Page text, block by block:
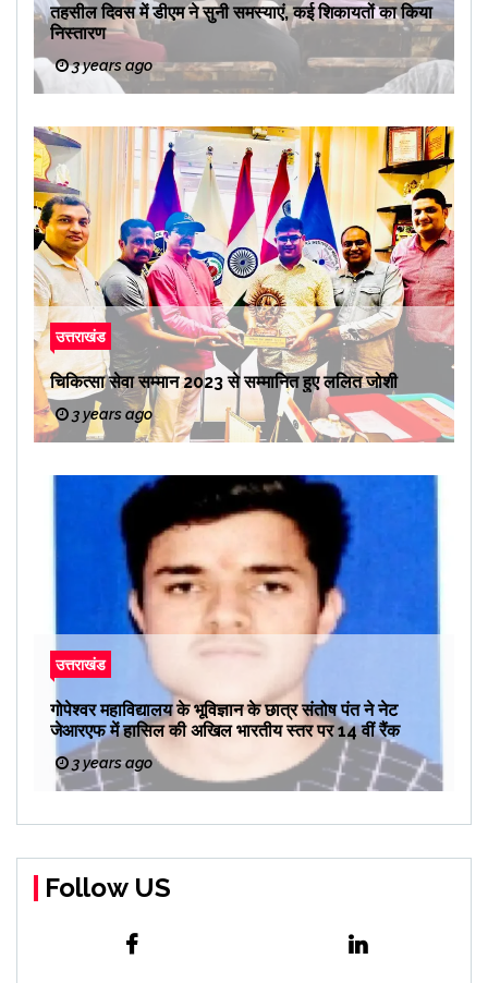
तहसील दिवस में डीएम ने सुनी समस्याएं, कई शिकायतों का किया
निस्तारण
3 years ago
उत्तराखंड
चिकित्सा सेवा सम्मान 2023 से सम्मानित हुए ललित जोशी
3 years ago
उत्तराखंड
गोपेश्वर महाविद्यालय के भूविज्ञान के छात्र संतोष पंत ने नेट
जेआरएफ में हासिल की अखिल भारतीय स्तर पर 14 वीं रैंक
3 years ago
Follow US